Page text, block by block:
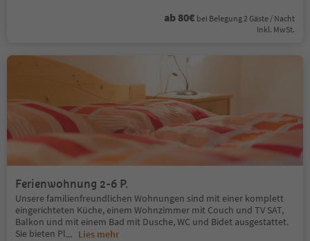
ab 80€ bei Belegung 2 Gäste / Nacht
Inkl. MwSt.
Ferienwohnung 2-6 P.
Unsere familienfreundlichen Wohnungen sind mit einer komplett
eingerichteten Küche, einem Wohnzimmer mit Couch und TV SAT,
Balkon und mit einem Bad mit Dusche, WC und Bidet ausgestattet.
Sie bieten Pl... Lies mehr